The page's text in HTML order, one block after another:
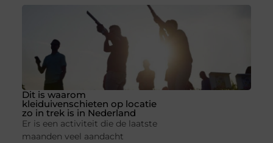
Dit is waarom
kleiduivenschieten op locatie
zo in trek is in Nederland
Er is een activiteit die de laatste
maanden veel aandacht